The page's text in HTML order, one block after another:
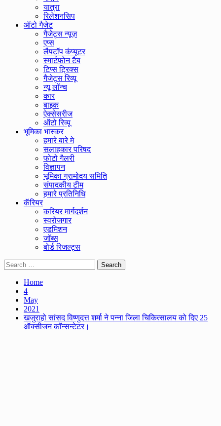
यात्रा
रिलेशनसिप
ऑटो गैजेट
गैजेट्स न्यूज़
एप्स
लैपटॉप कंप्यूटर
स्मार्टफोन टैब
टिप्स ट्रिक्स
गैजेट्स रिव्यू
न्यू लॉन्च
कार
बाइक
ऐक्सेसरीज
ऑटो रिव्यू
भूमिका भास्कर
हमारे बारे मे
सलाहकार परिषद
फोटो गैलरी
विज्ञापन
भूमिका ग्रामोदय समिति
संपादकीय टीम
हमारे प्रतिनिधि
कॅरियर
करियर मार्गदर्शन
स्वरोजगार
एडमिशन
जॉब्स
बोर्ड रिजल्ट्स
Search
for:
Home
4
May
2021
खजुराहो सांसद विष्णुदत्त शर्मा ने पन्ना जिला चिकित्सालय को दिए 25
ऑक्सीजन कॉन्सन्टेटर।